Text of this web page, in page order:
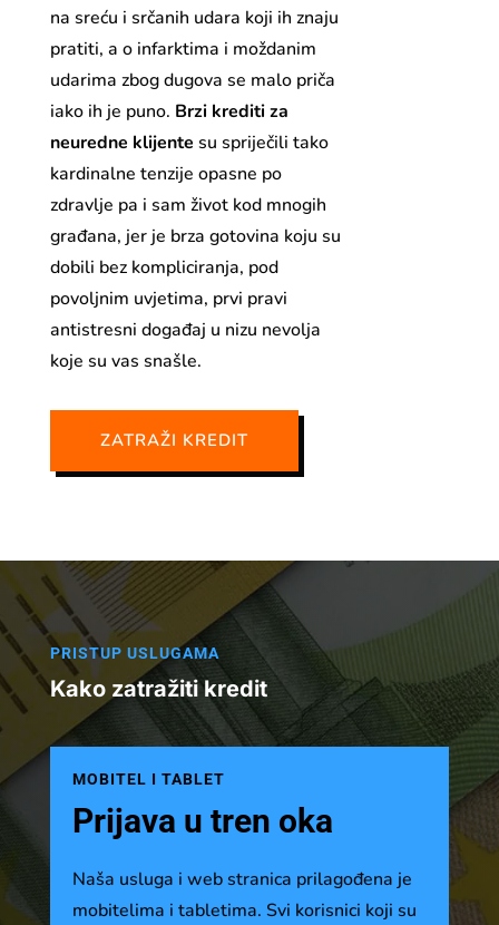
na sreću i srčanih udara koji ih znaju
pratiti, a o infarktima i moždanim
udarima zbog dugova se malo priča
iako ih je puno. Brzi krediti za
neuredne klijente su spriječili tako
kardinalne tenzije opasne po
zdravlje pa i sam život kod mnogih
građana, jer je brza gotovina koju su
dobili bez kompliciranja, pod
povoljnim uvjetima, prvi pravi
antistresni događaj u nizu nevolja
koje su vas snašle.
ZATRAŽI KREDIT
PRISTUP USLUGAMA
Kako zatražiti kredit
MOBITEL I TABLET
Prijava u tren oka
Naša usluga i web stranica prilagođena je
mobitelima i tabletima. Svi korisnici koji su